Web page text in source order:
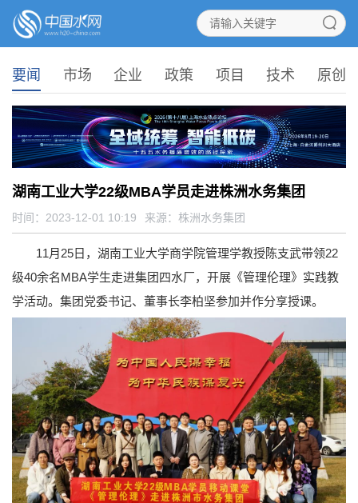
要闻 市场 企业 政策 项目 技术 原创
湖南工业大学22级MBA学员走进株洲水务集团
时间：2023-12-01 10:19 来源： 株洲水务集团
11月25日，湖南工业大学商学院管理学教授陈支武带领22
级40余名MBA学生走进集团四水厂，开展《管理伦理》实践教
学活动。集团党委书记、董事长李柏坚参加并作分享授课。